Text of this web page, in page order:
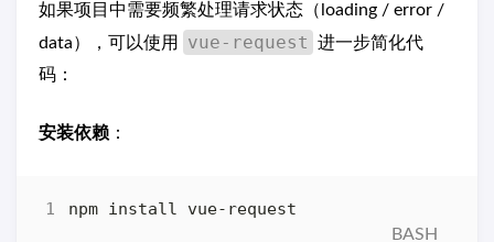
如果项目中需要频繁处理请求状态（loading / error /
data），可以使用
vue-request
进一步简化代
码：
安装依赖 ：